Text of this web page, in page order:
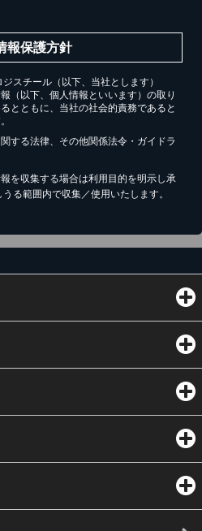
報保護方針
スチール（以下、当社とします）
（以下、個人情報といいます）の取り
とともに、当社の社会的責務であると
する法律、その他関係法令・ガイドラ
を収集する場合は利用目的を明示し承
る範囲内で収集／使用いたします。